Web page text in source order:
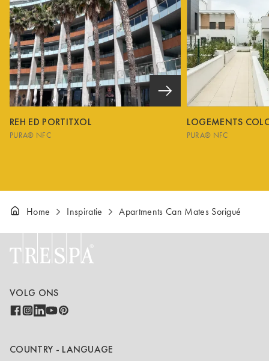
REH ED PORTITXOL
PURA® NFC
LOGEMENTS
PURA® NFC
Home Inspiratie Apartments Can Mates Sorigué
VOLG ONS
COUNTRY - LANGUAGE